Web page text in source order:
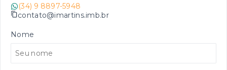
(34) 9 8897-5948
contato@imartins.imb.br
Nome